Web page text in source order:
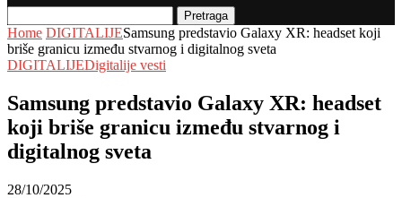
Pretraga
Home DIGITALIJESamsung predstavio Galaxy XR: headset koji
briše granicu između stvarnog i digitalnog sveta
DIGITALIJEDigitalije vesti
Samsung predstavio Galaxy XR: headset
koji briše granicu između stvarnog i
digitalnog sveta
28/10/2025